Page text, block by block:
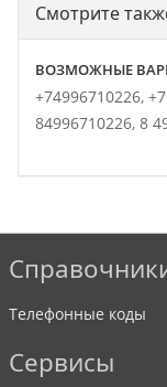
Смотрите
ВОЗМОЖНЫЕ
+74996710226,
84996710226, 8
Телефонные коды
Сервисы